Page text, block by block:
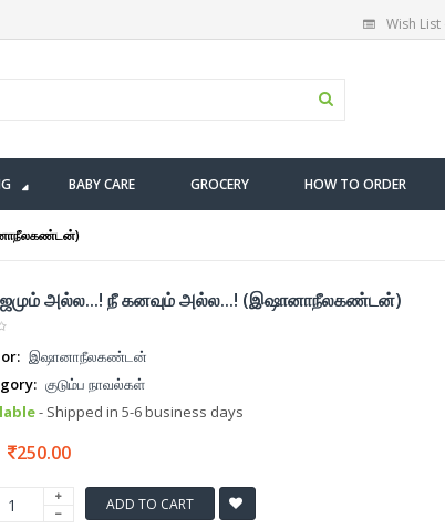
Wish List
BABY CARE GROCERY HOW TO ORDER
அல்ல...! நீ கனவும் அல்ல...! (இஷானாநீலகண்டன்)
இஷானாநீலகண்டன்
குடும்ப நாவல்கள்
- Shipped in 5-6 business days
250.00
ADD TO CART